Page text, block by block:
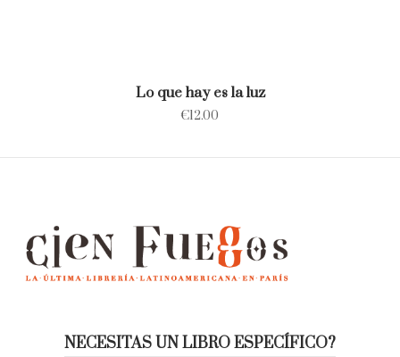
Lo que hay es la luz
€12.00
NECESITAS UN LIBRO ESPECÍFICO?